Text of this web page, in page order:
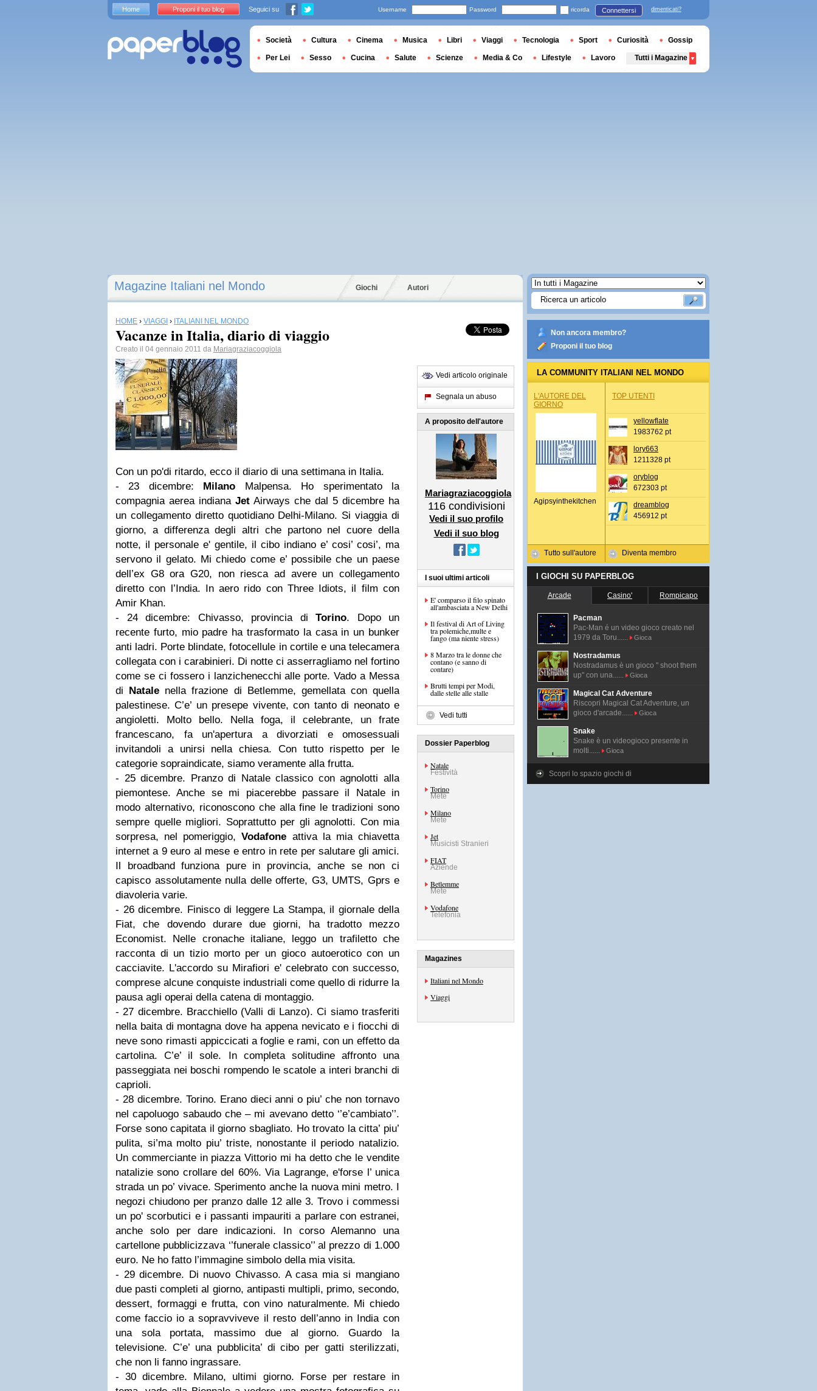
Magazine Italiani nel Mondo Giochi Autori
HOME › VIAGGI › ITALIANI NEL MONDO
Vacanze in Italia, diario di viaggio
Creato il 04 gennaio 2011 da Mariagraziacoggiola
Con un po'di ritardo, ecco il diario di una settimana in Italia.
- 23 dicembre: Milano Malpensa. Ho sperimentato la
compagnia aerea indiana Jet Airways che dal 5 dicembre ha
un collegamento diretto quotidiano Delhi-Milano. Si viaggia di
giorno, a differenza degli altri che partono nel cuore della
notte, il personale e' gentile, il cibo indiano e’ cosi’ cosi’, ma
servono il gelato. Mi chiedo come e’ possibile che un paese
dell’ex G8 ora G20, non riesca ad avere un collegamento
diretto con l’India. In aero rido con Three Idiots, il film con
Amir Khan.
- 24 dicembre: Chivasso, provincia di Torino. Dopo un
recente furto, mio padre ha trasformato la casa in un bunker
anti ladri. Porte blindate, fotocellule in cortile e una telecamera
collegata con i carabinieri. Di notte ci asserragliamo nel fortino
come se ci fossero i lanzichenecchi alle porte. Vado a Messa
di Natale nella frazione di Betlemme, gemellata con quella
palestinese. C’e’ un presepe vivente, con tanto di neonato e
angioletti. Molto bello. Nella foga, il celebrante, un frate
francescano, fa un'apertura a divorziati e omosessuali
invitandoli a unirsi nella chiesa. Con tutto rispetto per le
categorie sopraindicate, siamo veramente alla frutta.
- 25 dicembre. Pranzo di Natale classico con agnolotti alla
piemontese. Anche se mi piacerebbe passare il Natale in
modo alternativo, riconoscono che alla fine le tradizioni sono
sempre quelle migliori. Soprattutto per gli agnolotti. Con mia
sorpresa, nel pomeriggio,Vodafone attiva la mia chiavetta
internet a 9 euro al mese e entro in rete per salutare gli amici.
Il broadband funziona pure in provincia, anche se non ci
capisco assolutamente nulla delle offerte, G3, UMTS, Gprs e
diavoleria varie.
- 26 dicembre. Finisco di leggere La Stampa, il giornale della
Fiat, che dovendo durare due giorni, ha tradotto mezzo
Economist. Nelle cronache italiane, leggo un trafiletto che
racconta di un tizio morto per un gioco autoerotico con un
cacciavite. L'accordo su Mirafiori e' celebrato con successo,
comprese alcune conquiste industriali come quello di ridurre la
pausa agli operai della catena di montaggio.
- 27 dicembre. Bracchiello (Valli di Lanzo). Ci siamo trasferiti
nella baita di montagna dove ha appena nevicato e i fiocchi di
neve sono rimasti appiccicati a foglie e rami, con un effetto da
cartolina. C’e’ il sole. In completa solitudine affronto una
passeggiata nei boschi rompendo le scatole a interi branchi di
caprioli.
- 28 dicembre. Torino. Erano dieci anni o piu’ che non tornavo
nel capoluogo sabaudo che – mi avevano detto ‘’e’cambiato’’.
Forse sono capitata il giorno sbagliato. Ho trovato la citta’ piu’
pulita, si’ma molto piu’ triste, nonostante il periodo natalizio.
Un commerciante in piazza Vittorio mi ha detto che le vendite
natalizie sono crollare del 60%. Via Lagrange, e'forse l’ unica
strada un po’ vivace. Sperimento anche la nuova mini metro. I
negozi chiudono per pranzo dalle 12 alle 3. Trovo i commessi
un po' scorbutici e i passanti impauriti a parlare con estranei,
anche solo per dare indicazioni. In corso Alemanno una
cartellone pubblicizzava ‘’funerale classico’’ al prezzo di 1.000
euro. Ne ho fatto l’immagine simbolo della mia visita.
- 29 dicembre. Di nuovo Chivasso. A casa mia si mangiano
due pasti completi al giorno, antipasti multipli, primo, secondo,
dessert, formaggi e frutta, con vino naturalmente. Mi chiedo
come faccio io a sopravviveve il resto dell’anno in India con
una sola portata, massimo due al giorno. Guardo la
televisione. C’e’ una pubblicita’ di cibo per gatti sterilizzati,
che non li fanno ingrassare.
- 30 dicembre. Milano, ultimi giorno. Forse per restare in
Vedi articolo originale
Segnala un abuso
A proposito dell'autore
Mariagraziacoggiola
116condivisioni
Vedi il suo profilo
Vedi il suo blog
I suoi ultimi articoli
E' comparso il filo spinato
all'ambasciata a New Delhi
Il festival di Art of Living
tra polemiche,multe e
fango (ma niente stress)
8 Marzo tra le donne che
contano (e sanno di
contare)
Brutti tempi per Modi,
dalle stelle alle stalle
Vedi tutti
Dossier Paperblog
Natale
Festività
Torino
Mete
Milano
Mete
Jet
Musicisti Stranieri
FIAT
Aziende
Betlemme
Mete
Vodafone
Telefonia
Magazines
Italiani nel Mondo
Viaggi
Non ancora membro?
Proponi il tuo blog
LA COMMUNITY ITALIANI NEL MONDO
L'AUTORE DEL
GIORNO
Agipsyinthekitchen
Tutto sull'autore
TOP UTENTI
yellowflate
1983762 pt
lory663
1211328 pt
oryblog
672303 pt
dreamblog
456912 pt
Diventa membro
I GIOCHI SU PAPERBLOG
Arcade Casino' Rompicapo
Pacman
Pac-Man é un video gioco creato nel
1979 da Toru......
Gioca
Nostradamus
Nostradamus è un gioco " shoot them
up" con una......
Gioca
Magical Cat Adventure
Riscopri Magical Cat Adventure, un
gioco d'arcade......
Gioca
Snake
Snake è un videogioco presente in
molti......
Gioca
Scopri lo spazio giochi di
Home Proponi il tuo blog Seguici su Username Password ricorda Connettersi dimenticati?
Società Cultura Cinema Musica Libri Viaggi Tecnologia Sport Curiosità Gossip
Per Lei Sesso Cucina Salute Scienze Media & Co Lifestyle Lavoro Tutti i Magazine